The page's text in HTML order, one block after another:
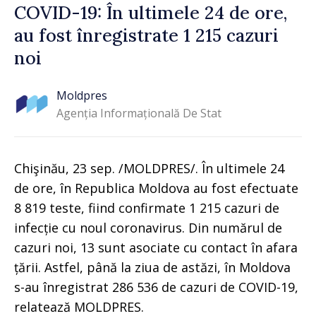
COVID-19: În ultimele 24 de ore,
au fost înregistrate 1 215 cazuri
noi
Moldpres
Agenția Informațională De Stat
Chişinău, 23 sep. /MOLDPRES/. În ultimele 24
de ore, în Republica Moldova au fost efectuate
8 819 teste, fiind confirmate 1 215 cazuri de
infecție cu noul coronavirus. Din numărul de
cazuri noi, 13 sunt asociate cu contact în afara
țării. Astfel, până la ziua de astăzi, în Moldova
s-au înregistrat 286 536 de cazuri de COVID-19,
relatează MOLDPRES.